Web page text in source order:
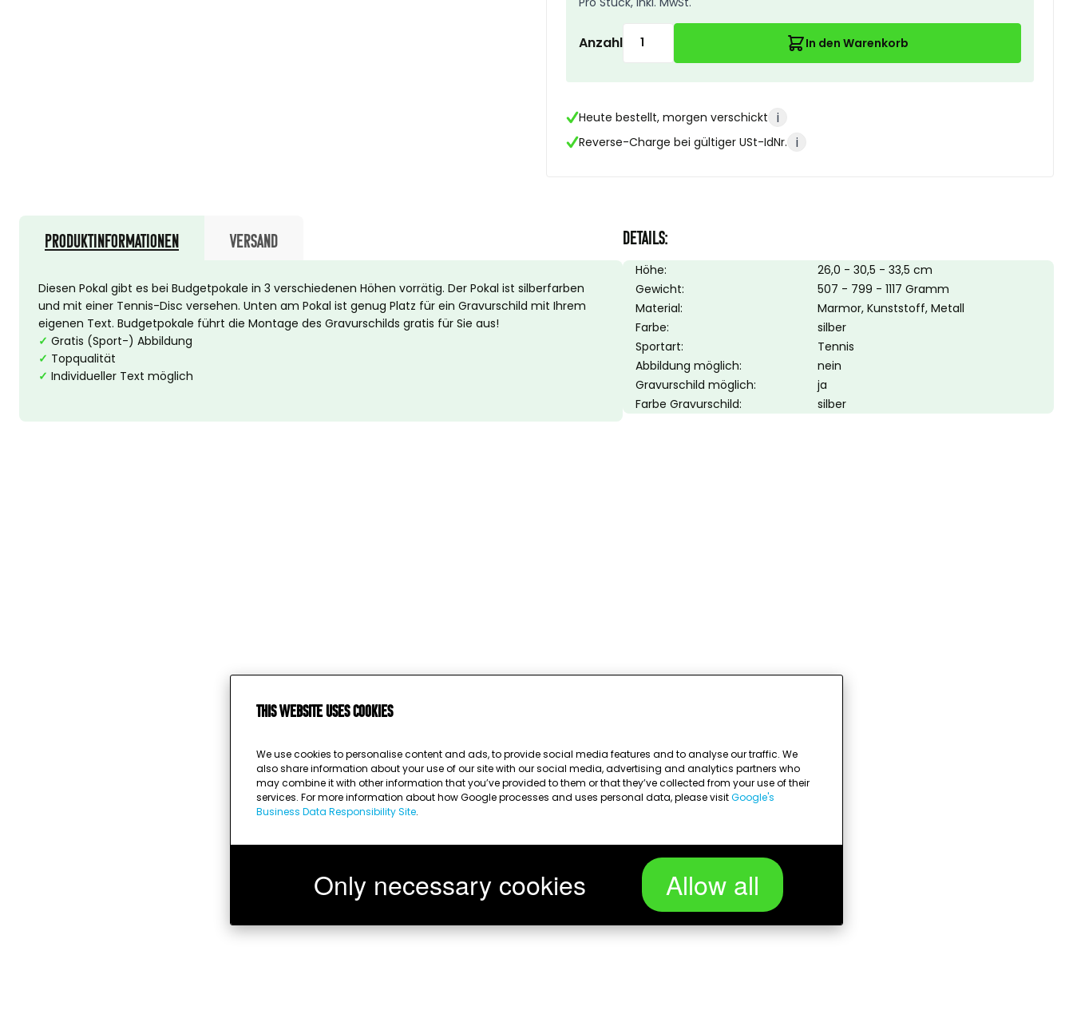
This website uses cookies
We use cookies to personalise content and ads, to provide social media features and to analyse our traffic. We
also share information about your use of our site with our social media, advertising and analytics partners who
may combine it with other information that you’ve provided to them or that they’ve collected from your use of their
services. For more information about how Google processes and uses personal data, please visitGoogle's
Business Data Responsibility Site.
Only necessary cookies Allow all
Anzahl In den Warenkorb
Heute bestellt, morgen verschickt i
Reverse-Charge bei gültiger USt-IdNr. i
Diesen Pokal gibt es bei Budgetpokale in 3 verschiedenen Höhen vorrätig. Der Pokal ist silberfarben
und mit einer Tennis-Disc versehen. Unten am Pokal ist genug Platz für ein Gravurschild mit Ihrem
eigenen Text. Budgetpokale führt die Montage des Gravurschilds gratis für Sie aus!
✓ Gratis (Sport-) Abbildung
✓ Topqualität
✓ Individueller Text möglich
Produktinformationen Versand DETAILS:
Höhe:
26,0 - 30,5 - 33,5 cm
Gewicht:
507 - 799 - 1117 Gramm
Material:
Marmor, Kunststoff, Metall
Farbe:
silber
Sportart:
Tennis
Abbildung möglich:
nein
Gravurschild möglich:
ja
Farbe Gravurschild:
silber